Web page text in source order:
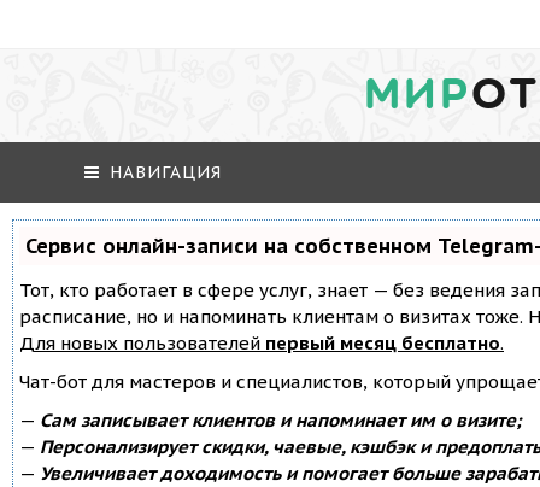
МИР
НАВИГАЦИЯ
Сервис онлайн-записи на собственном
Тот, кто работает в сфере услуг, знает — без ведения
расписание, но и напоминать клиентам о визитах
Для новых пользователей первый месяц бесплатно.
Чат-бот для мастеров и специалистов, который
— Сам записывает клиентов и напоминает им о визите;
— Персонализирует скидки, чаевые, кэшбэк и
— Увеличивает доходимость и помогает больше